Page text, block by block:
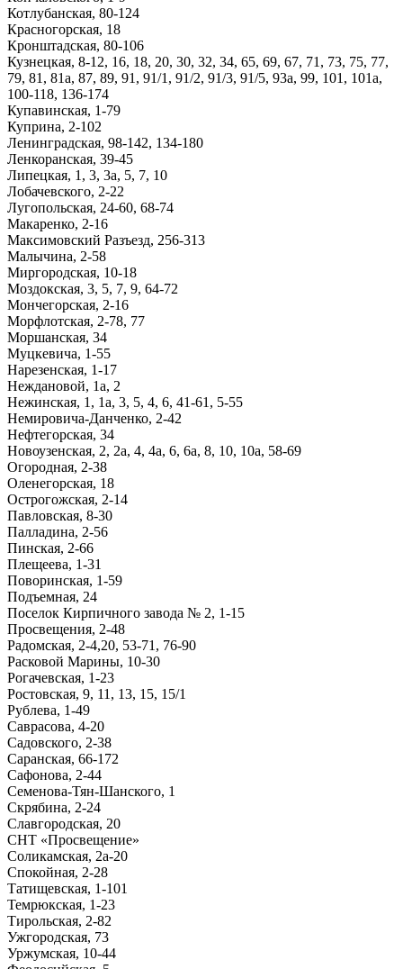
Котлубанская, 80-124
Красногорская, 18
Кронштадская, 80-106
Кузнецкая, 8-12, 16, 18, 20, 30, 32, 34, 65, 69, 67, 71, 73, 75, 77,
79, 81, 81а, 87, 89, 91, 91/1, 91/2, 91/3, 91/5, 93а, 99, 101, 101а,
100-118, 136-174
Купавинская, 1-79
Куприна, 2-102
Ленинградская, 98-142, 134-180
Ленкоранская, 39-45
Липецкая, 1, 3, 3а, 5, 7, 10
Лобачевского, 2-22
Лугопольская, 24-60, 68-74
Макаренко, 2-16
Максимовский Разъезд, 256-313
Малычина, 2-58
Миргородская, 10-18
Моздокская, 3, 5, 7, 9, 64-72
Мончегорская, 2-16
Морфлотская, 2-78, 77
Моршанская, 34
Муцкевича, 1-55
Нарезенская, 1-17
Неждановой, 1а, 2
Нежинская, 1, 1а, 3, 5, 4, 6, 41-61, 5-55
Немировича-Данченко, 2-42
Нефтегорская, 34
Новоузенская, 2, 2а, 4, 4а, 6, 6а, 8, 10, 10а, 58-69
Огородная, 2-38
Оленегорская, 18
Острогожская, 2-14
Павловская, 8-30
Палладина, 2-56
Пинская, 2-66
Плещеева, 1-31
Поворинская, 1-59
Подъемная, 24
Поселок Кирпичного завода № 2, 1-15
Просвещения, 2-48
Радомская, 2-4,20, 53-71, 76-90
Расковой Марины, 10-30
Рогачевская, 1-23
Ростовская, 9, 11, 13, 15, 15/1
Рублева, 1-49
Саврасова, 4-20
Садовского, 2-38
Саранская, 66-172
Сафонова, 2-44
Семенова-Тян-Шанского, 1
Скрябина, 2-24
Славгородская, 20
СНТ «Просвещение»
Соликамская, 2а-20
Спокойная, 2-28
Татищевская, 1-101
Темрюкская, 1-23
Тирольская, 2-82
Ужгородская, 73
Уржумская, 10-44